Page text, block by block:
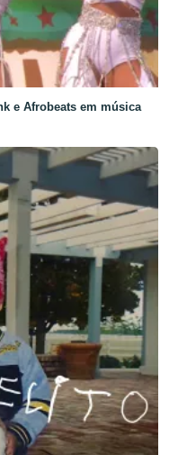
e Afrobeats em música